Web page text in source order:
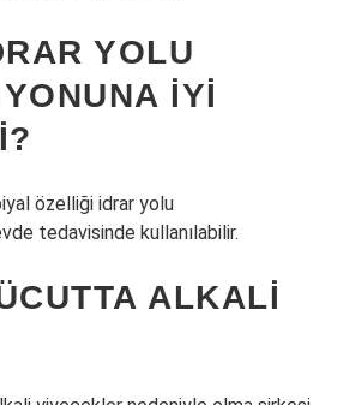
YOLU
IYI
özelliği idrar yolu
tedavisinde kullanılabilir.
ALKALI